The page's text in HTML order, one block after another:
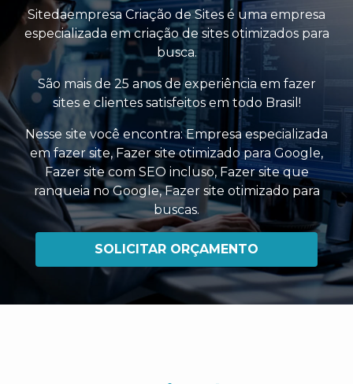
Sitedaempresa Criação de Sites é uma empresa
especializada em criação de sites otimizados para
busca.
São mais de 25 anos de experiência em fazer
sites e clientes satisfeitos em todo Brasil!
Nesse site você encontra:Empresa especializada
em fazer site,Fazer site otimizado para Google,
Fazer site com SEO incluso, Fazer site que
ranqueia no Google,Fazer site otimizado para
buscas.
SOLICITAR ORÇAMENTO